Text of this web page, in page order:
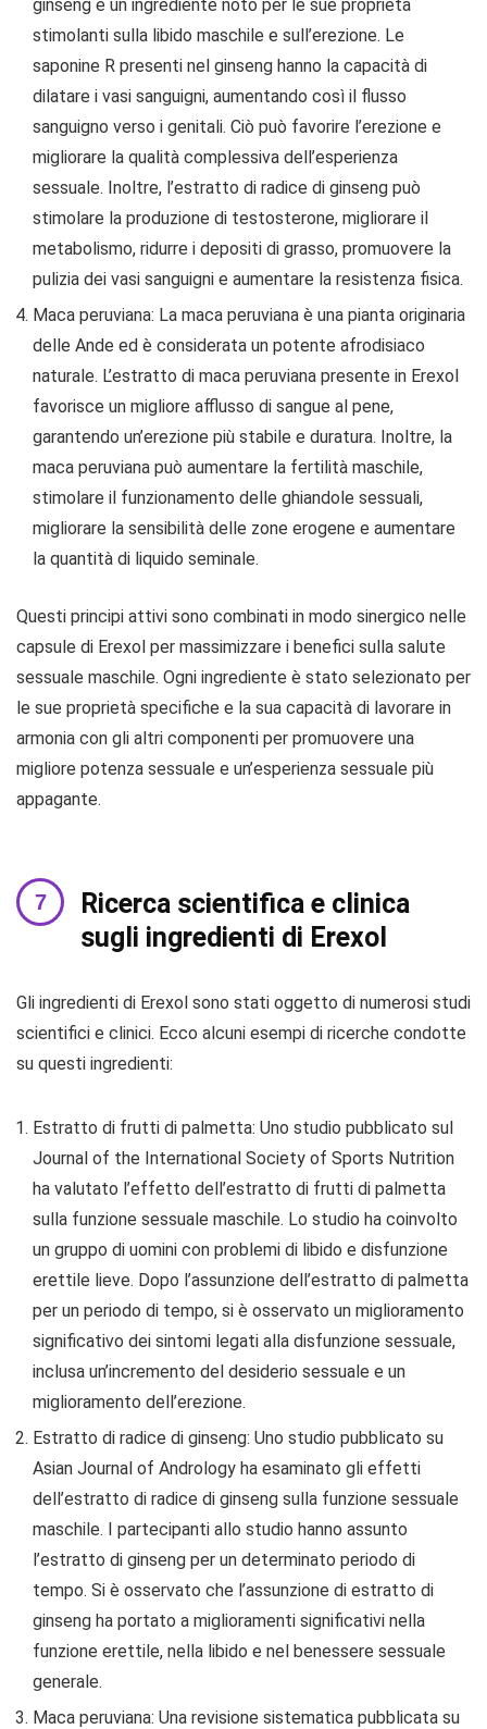
ginseng è un ingrediente noto per le sue proprietà
stimolanti sulla libido maschile e sull’erezione. Le
saponine R presenti nel ginseng hanno la capacità di
dilatare i vasi sanguigni, aumentando così il flusso
sanguigno verso i genitali. Ciò può favorire l’erezione e
migliorare la qualità complessiva dell’esperienza
sessuale. Inoltre, l’estratto di radice di ginseng può
stimolare la produzione di testosterone, migliorare il
metabolismo, ridurre i depositi di grasso, promuovere la
pulizia dei vasi sanguigni e aumentare la resistenza fisica.
Maca peruviana: La maca peruviana è una pianta originaria
delle Ande ed è considerata un potente afrodisiaco
naturale. L’estratto di maca peruviana presente in Erexol
favorisce un migliore afflusso di sangue al pene,
garantendo un’erezione più stabile e duratura. Inoltre, la
maca peruviana può aumentare la fertilità maschile,
stimolare il funzionamento delle ghiandole sessuali,
migliorare la sensibilità delle zone erogene e aumentare
la quantità di liquido seminale.
Questi principi attivi sono combinati in modo sinergico nelle
capsule di Erexol per massimizzare i benefici sulla salute
sessuale maschile. Ogni ingrediente è stato selezionato per
le sue proprietà specifiche e la sua capacità di lavorare in
armonia con gli altri componenti per promuovere una
migliore potenza sessuale e un’esperienza sessuale più
appagante.
Ricerca scientifica e clinica
sugli ingredienti di Erexol
Gli ingredienti di Erexol sono stati oggetto di numerosi studi
scientifici e clinici. Ecco alcuni esempi di ricerche condotte
su questi ingredienti:
Estratto di frutti di palmetta: Uno studio pubblicato sul
Journal of the International Society of Sports Nutrition
ha valutato l’effetto dell’estratto di frutti di palmetta
sulla funzione sessuale maschile. Lo studio ha coinvolto
un gruppo di uomini con problemi di libido e disfunzione
erettile lieve. Dopo l’assunzione dell’estratto di palmetta
per un periodo di tempo, si è osservato un miglioramento
significativo dei sintomi legati alla disfunzione sessuale,
inclusa un’incremento del desiderio sessuale e un
miglioramento dell’erezione.
Estratto di radice di ginseng: Uno studio pubblicato su
Asian Journal of Andrology ha esaminato gli effetti
dell’estratto di radice di ginseng sulla funzione sessuale
maschile. I partecipanti allo studio hanno assunto
l’estratto di ginseng per un determinato periodo di
tempo. Si è osservato che l’assunzione di estratto di
ginseng ha portato a miglioramenti significativi nella
funzione erettile, nella libido e nel benessere sessuale
generale.
Maca peruviana: Una revisione sistematica pubblicata su